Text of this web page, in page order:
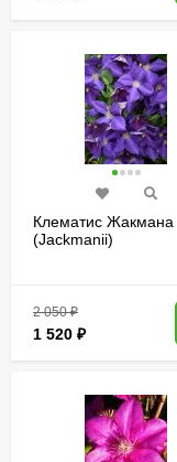
Клематис Жакмана
(Jackmanii)
2 050₽
1 520 ₽